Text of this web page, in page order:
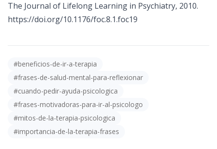
The Journal of Lifelong Learning in Psychiatry, 2010.
https://doi.org/10.1176/foc.8.1.foc19
#beneficios-de-ir-a-terapia
#frases-de-salud-mental-para-reflexionar
#cuando-pedir-ayuda-psicologica
#frases-motivadoras-para-ir-al-psicologo
#mitos-de-la-terapia-psicologica
#importancia-de-la-terapia-frases